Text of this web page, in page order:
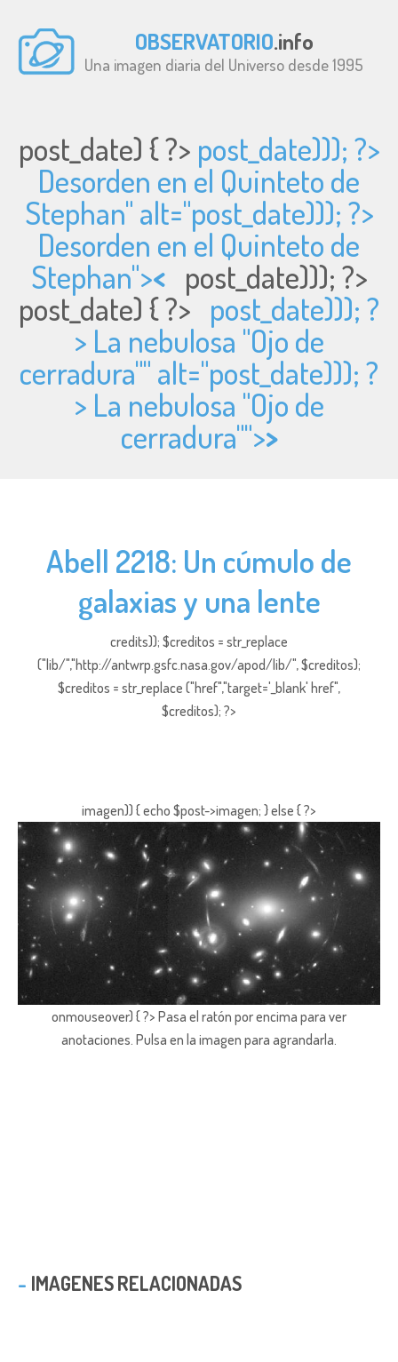
OBSERVATORIO.info
Una imagen diaria del Universo desde 1995
post_date) { ?> post_date))); ?>
Desorden en el Quinteto de
Stephan" alt="post_date))); ?>
Desorden en el Quinteto de
Stephan">< post_date))); ?>
post_date) { ?> post_date))); ?
> La nebulosa "Ojo de
cerradura"" alt="post_date))); ?
> La nebulosa "Ojo de
cerradura"">>
Abell 2218: Un cúmulo de
galaxias y una lente
credits)); $creditos = str_replace
("lib/","http://antwrp.gsfc.nasa.gov/apod/lib/", $creditos);
$creditos = str_replace ("href","target='_blank' href",
$creditos); ?>
imagen)) { echo $post->imagen; } else { ?>
onmouseover) { ?> Pasa el ratón por encima para ver
anotaciones. Pulsa en la imagen para agrandarla.
IMAGENES RELACIONADAS